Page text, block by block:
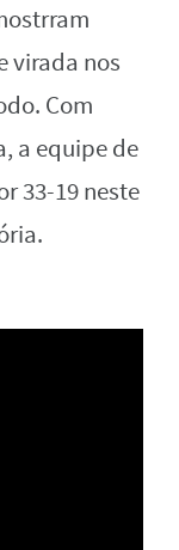
virada nos
Com
a equipe de
33-19 neste